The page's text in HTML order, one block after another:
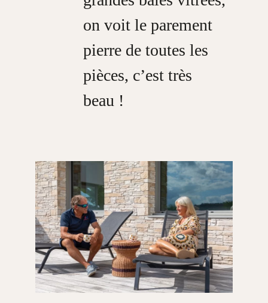
on voit le parement
pierre de toutes les
pièces, c’est très
beau !